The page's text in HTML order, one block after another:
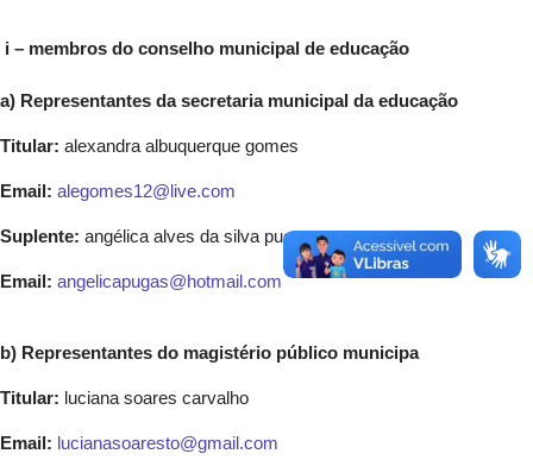
i – membros do conselho municipal de educação
a) Representantes da secretaria municipal da educação
Titular: alexandra albuquerque gomes
Email: alegomes12@live.com
Suplente: angélica alves da silva pugas
Email: angelicapugas@hotmail.com
b) Representantes do magistério público municipa
Titular: luciana soares carvalho
Email: lucianasoaresto@gmail.com